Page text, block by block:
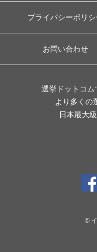
プライバシーポリシ
お問い合わせ
選挙ドットコム
より多くの
日本最大
©